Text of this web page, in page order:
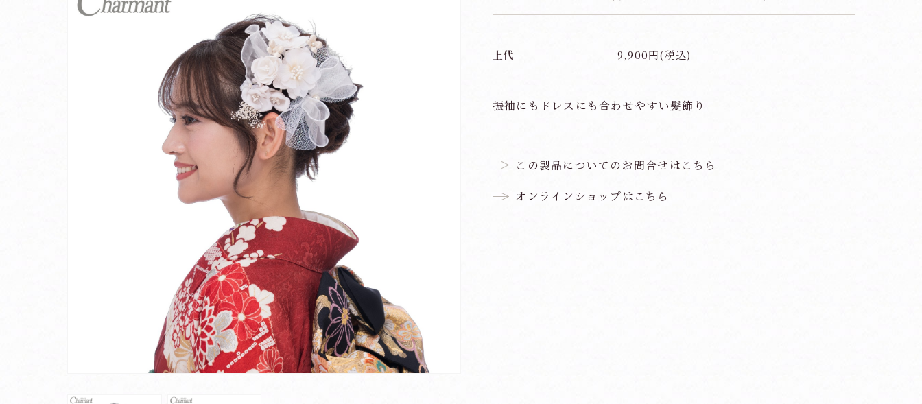
上代 9,900円(税込)
振袖にもドレスにも合わせやすい髪飾り
この製品についてのお問合せはこちら
オンラインショップはこちら